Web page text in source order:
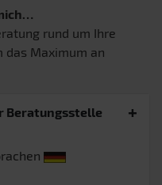
rund um Ihre
das Maximum an
Beratungsstelle